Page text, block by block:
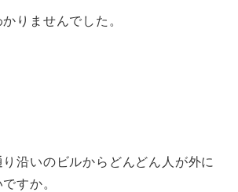
りませんでした。
沿いのビルからどんどん人が外に
すか。